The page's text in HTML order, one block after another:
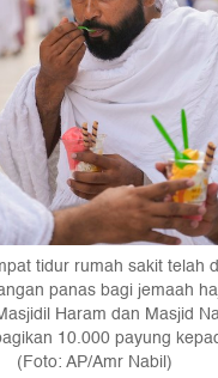
tidur rumah sakit telah
panas bagi jemaah
Haram dan Masjid
10.000 payung
(Foto: AP/Amr Nabil)